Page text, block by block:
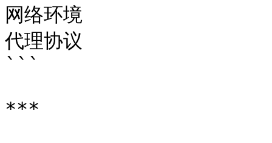
网络环境
代理协议
```
***